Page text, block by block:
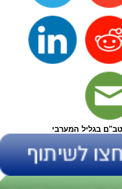
בגליל המערבי